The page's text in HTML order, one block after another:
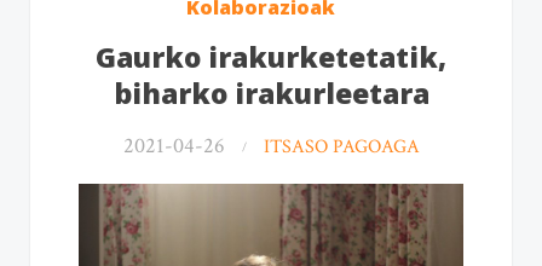
Kolaborazioak
Gaurko irakurketetatik,
biharko irakurleetara
2021-04-26 ITSASO PAGOAGA